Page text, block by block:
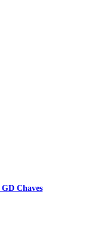
Chaves